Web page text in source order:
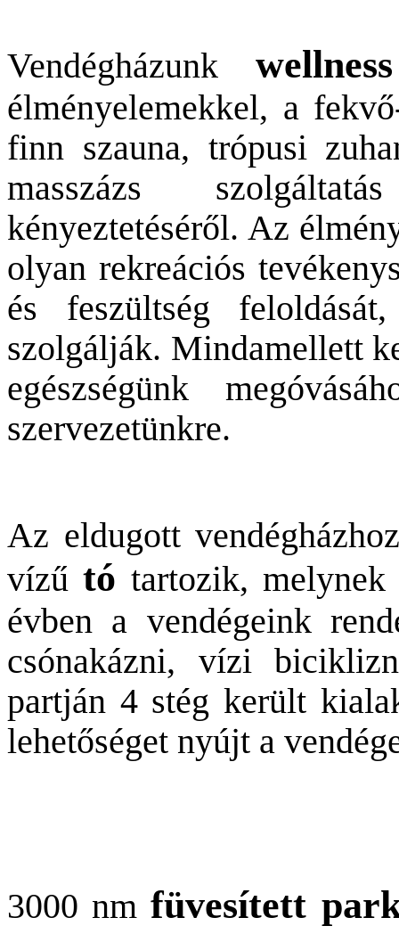
Vendégházunk
élményelemekkel, a
finn szauna, trópusi
masszázs
kényeztetéséről. Az
olyan rekreációs
és feszültség
szolgálják. Mindamellett
egészségünk
szervezetünkre.
Az eldugott
vízűtó tartozik,
évben a vendégeink
csónakázni, vízi
partján 4 stég került
lehetőséget nyújt a
3000 nmfüvesített